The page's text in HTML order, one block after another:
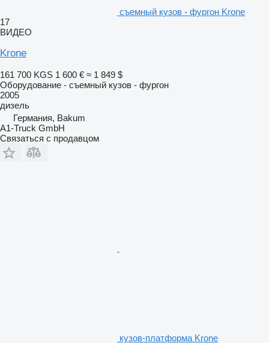
съемный кузов - фургон Krone
17
ВИДЕО
Krone
161 700 KGS 1 600 € ≈ 1 849 $
Оборудование - съемный кузов - фургон
2005
дизель
Германия, Bakum
A1-Truck GmbH
Связаться с продавцом
кузов-платформа Krone